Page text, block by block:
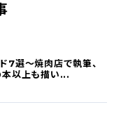
7選〜焼肉店で執筆、
以上も描い...